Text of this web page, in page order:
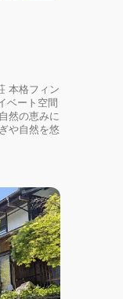
本格フィン
ベート空間
然の恵みに
や自然を悠